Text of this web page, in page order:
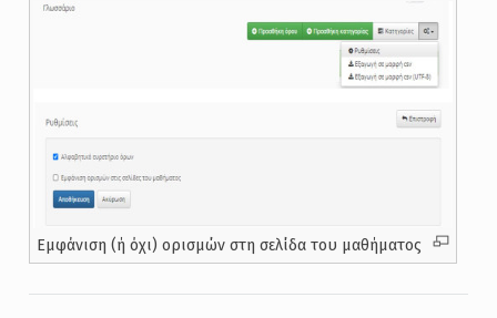
Εμφάνιση (ή όχι) ορισμών στη σελίδα του μαθήματος